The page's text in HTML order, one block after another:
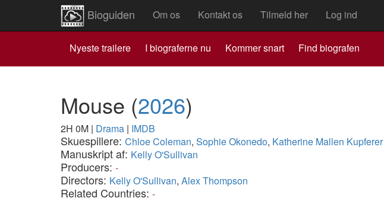
Bioguiden Om os Kontakt os Tilmeld her Log ind
Nyeste trailere I biograferne nu Kommer snart Find biografen
Mouse (2026)
2H 0M | Drama | IMDB
Skuespillere: Chloe Coleman, Sophie Okonedo, Katherine Mallen Kupferer
Manuskript af: Kelly O'Sullivan
Producers: -
Directors: Kelly O'Sullivan, Alex Thompson
Related Countries: -